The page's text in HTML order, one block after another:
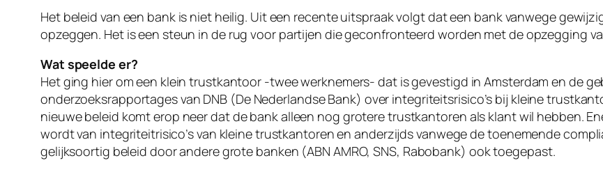
Het beleid van een bank is niet heilig. Uit een recente uitspraak volgt dat een bank vanwege
opzeggen. Het is een steun in de rug voor partijen die geconfronteerd worden met de opzegging
Wat speelde er?
Het ging hier om een klein trustkantoor -twee werknemers- dat is gevestigd in Amsterdam en de
onderzoeksrapportages van DNB (De Nederlandse Bank) over integriteitsrisico’s bij kleine
nieuwe beleid komt erop neer dat de bank alleen nog grotere trustkantoren als klant wil hebben.
wordt van integriteitrisico’s van kleine trustkantoren en anderzijds vanwege de toenemende
gelijksoortig beleid door andere grote banken (ABN AMRO, SNS, Rabobank) ook toegepast.